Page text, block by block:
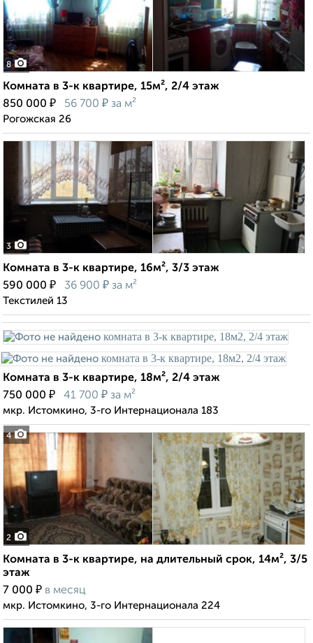
8
Комната в 3-к квартире, 15м², 2/4 этаж
850 000 ₽ 56 700 ₽ за м²
Рогожская 26
3
Комната в 3-к квартире, 16м², 3/3 этаж
590 000 ₽ 36 900 ₽ за м²
Текстилей 13
4
Комната в 3-к квартире, 18м², 2/4 этаж
750 000 ₽ 41 700 ₽ за м²
мкр. Истомкино, 3-го Интернационала 183
2
Комната в 3-к квартире, на длительный срок, 14м², 3/5
этаж
7 000 ₽ в месяц
мкр. Истомкино, 3-го Интернационала 224